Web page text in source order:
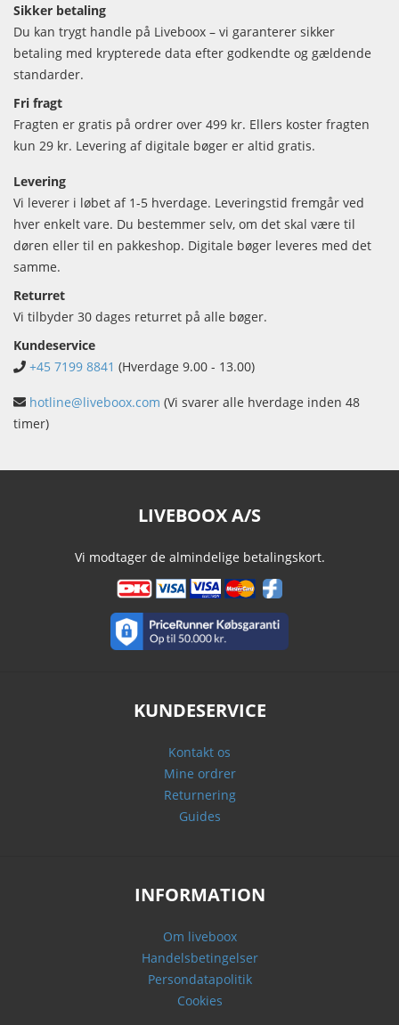
Sikker betaling
Du kan trygt handle på Liveboox – vi garanterer sikker
betaling med krypterede data efter godkendte og gældende
standarder.
Fri fragt
Fragten er gratis på ordrer over 499 kr. Ellers koster fragten
kun 29 kr. Levering af digitale bøger er altid gratis.
Levering
Vi leverer i løbet af 1-5 hverdage. Leveringstid fremgår ved
hver enkelt vare. Du bestemmer selv, om det skal være til
døren eller til en pakkeshop. Digitale bøger leveres med det
samme.
Returret
Vi tilbyder 30 dages returret på alle bøger.
Kundeservice
+45 7199 8841 (Hverdage 9.00 - 13.00)
hotline@liveboox.com (Vi svarer alle hverdage inden 48
timer)
LIVEBOOX A/S
Vi modtager de almindelige betalingskort.
KUNDESERVICE
Kontakt os
Mine ordrer
Returnering
Guides
INFORMATION
Om liveboox
Handelsbetingelser
Persondatapolitik
Cookies